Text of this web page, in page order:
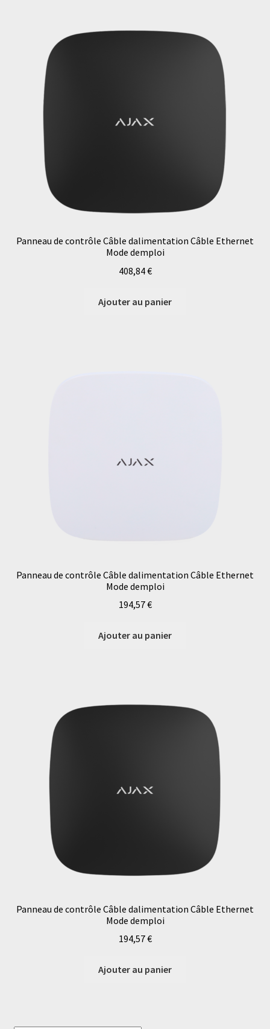
Panneau de contrôle Câble dalimentation Câble Ethernet
Mode demploi
408,84€
Ajouter au panier
Panneau de contrôle Câble dalimentation Câble Ethernet
Mode demploi
194,57€
Ajouter au panier
Panneau de contrôle Câble dalimentation Câble Ethernet
Mode demploi
194,57€
Ajouter au panier